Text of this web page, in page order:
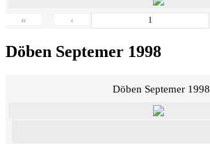
« ‹
Döben Septemer 1998
Döben Septemer 1998